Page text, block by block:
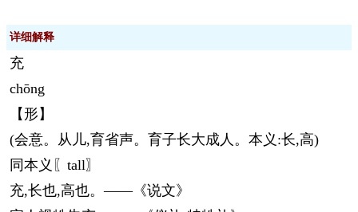
详细解释
充
chōng
【形】
(会意。从儿,育省声。育子长大成人。本义:长,高)
同本义〖tall〗
充,长也,高也。——《说文》